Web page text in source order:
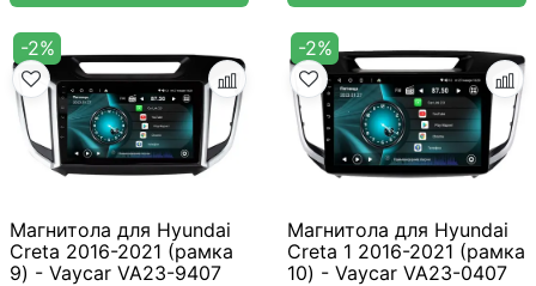
-2%
Магнитола для Hyundai
Creta 2016-2021 (рамка
9) - Vaycar VA23-9407
-2%
Магнитола для Hyundai
Creta 1 2016-2021 (рамка
10) - Vaycar VA23-0407